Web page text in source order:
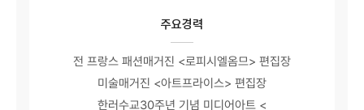
주요경력
전 프랑스 패션매거진 <로피시엘옴므> 편집장
미술매거진 <아트프라이스> 편집장
한러수교30주년 기념 미디어아트 <